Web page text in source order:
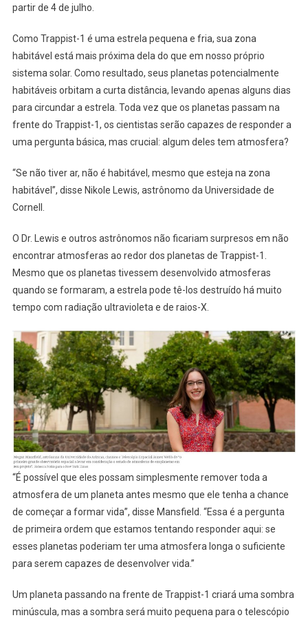
partir de 4 de julho.
Como Trappist-1 é uma estrela pequena e fria, sua zona
habitável está mais próxima dela do que em nosso próprio
sistema solar. Como resultado, seus planetas potencialmente
habitáveis orbitam a curta distância, levando apenas alguns dias
para circundar a estrela. Toda vez que os planetas passam na
frente do Trappist-1, os cientistas serão capazes de responder a
uma pergunta básica, mas crucial: algum deles tem atmosfera?
“Se não tiver ar, não é habitável, mesmo que esteja na zona
habitável”, disse Nikole Lewis, astrônomo da Universidade de
Cornell.
O Dr. Lewis e outros astrônomos não ficariam surpresos em não
encontrar atmosferas ao redor dos planetas de Trappist-1.
Mesmo que os planetas tivessem desenvolvido atmosferas
quando se formaram, a estrela pode tê-los destruído há muito
tempo com radiação ultravioleta e de raios-X.
“É possível que eles possam simplesmente remover toda a
atmosfera de um planeta antes mesmo que ele tenha a chance
de começar a formar vida”, disse Mansfield. “Essa é a pergunta
de primeira ordem que estamos tentando responder aqui: se
esses planetas poderiam ter uma atmosfera longa o suficiente
para serem capazes de desenvolver vida.”
Um planeta passando na frente de Trappist-1 criará uma sombra
minúscula, mas a sombra será muito pequena para o telescópio